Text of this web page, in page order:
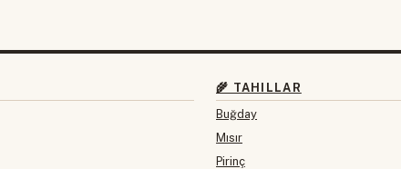
🌾 TAHILLAR
Buğday
Mısır
Pirinç